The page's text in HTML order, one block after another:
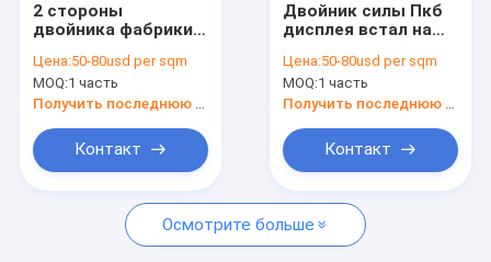
Доска ПКБ металла
односторонней печатной плате
2 стороны
двойника фабрики
плата с печатным
монтажом Пкб
бортовой двойная,
сторону
Цена:50-80usd per sqm
MOQ:1 часть
Получить последнюю цену
Контакт
Двойник силы Пкб
дисплея встал на
платы с печатным
монтажом 1.0ММ
ПКБ
Цена:50-80usd per sqm
MOQ:1 часть
Получить последнюю цену
Контакт
Осмотрите больше